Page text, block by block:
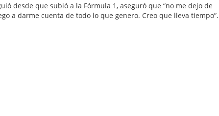
desde que subió a la Fórmula 1, aseguró que “no me dejo de
a darme cuenta de todo lo que genero. Creo que lleva tiempo”.